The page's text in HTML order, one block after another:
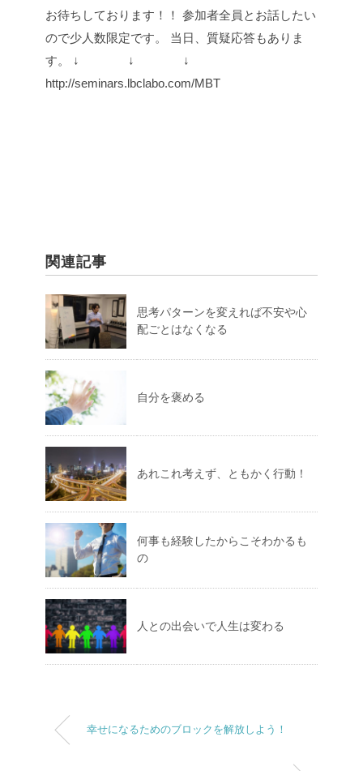
お待ちしております！！ 参加者全員とお話したい
ので少人数限定です。
当日、質疑応答もありま
す。
↓ ↓ ↓
http://seminars.lbclabo.com/MBT
関連記事
思考パターンを変えれば不安や心
配ごとはなくなる
自分を褒める
あれこれ考えず、ともかく行動！
何事も経験したからこそわかるも
の
人との出会いで人生は変わる
幸せになるためのブロックを解放しよう！